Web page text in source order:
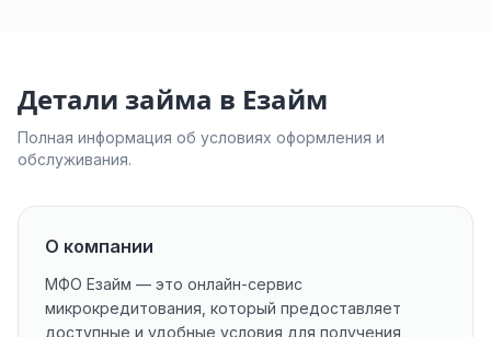
Детали займа в Езайм
Полная информация об условиях оформления и
обслуживания.
О компании
МФО Езайм — это онлайн-сервис
микрокредитования, который предоставляет
доступные и удобные условия для получения